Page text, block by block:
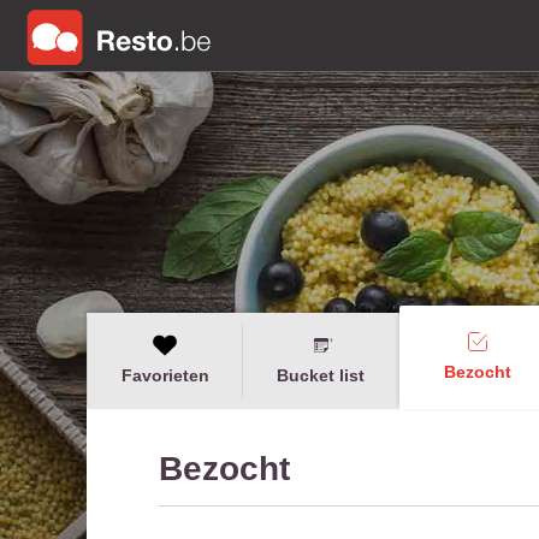
Favorieten Bucket list Bezocht
Bezocht